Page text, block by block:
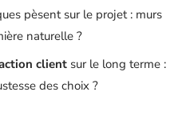
pèsent sur le projet : murs
naturelle ?
client sur le long terme :
des choix ?